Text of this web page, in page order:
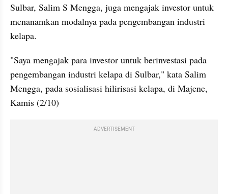
Sulbar, Salim S Mengga, juga mengajak investor untuk
menanamkan modalnya pada pengembangan industri
kelapa.
"Saya mengajak para investor untuk berinvestasi pada
pengembangan industri kelapa di Sulbar," kata Salim
Mengga, pada sosialisasi hilirisasi kelapa, di Majene,
Kamis (2/10)
ADVERTISEMENT